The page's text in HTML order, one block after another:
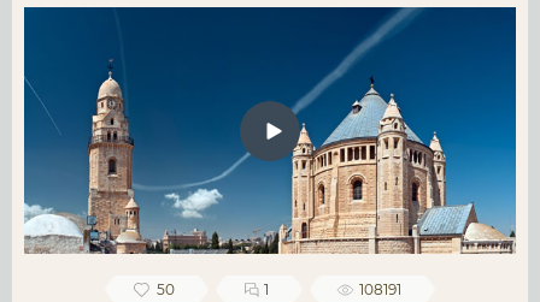
50 1 108191